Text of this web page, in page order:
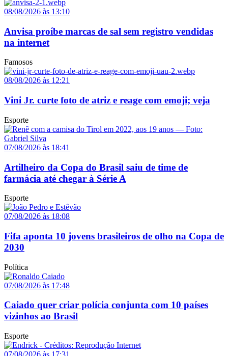
08/08/2026 às 13:10
Anvisa proíbe marcas de sal sem registro vendidas
na internet
Famosos
08/08/2026 às 12:21
Vini Jr. curte foto de atriz e reage com emoji; veja
Esporte
07/08/2026 às 18:41
Artilheiro da Copa do Brasil saiu de time de
farmácia até chegar à Série A
Esporte
07/08/2026 às 18:08
Fifa aponta 10 jovens brasileiros de olho na Copa de
2030
Política
07/08/2026 às 17:48
Caiado quer criar polícia conjunta com 10 países
vizinhos ao Brasil
Esporte
07/08/2026 às 17:31